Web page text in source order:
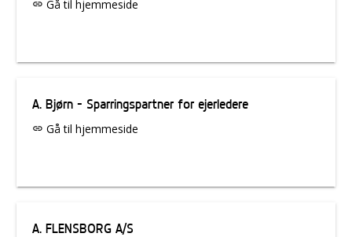
link Gå til hjemmeside
A. Bjørn - Sparringspartner for ejerledere
link Gå til hjemmeside
A. FLENSBORG A/S